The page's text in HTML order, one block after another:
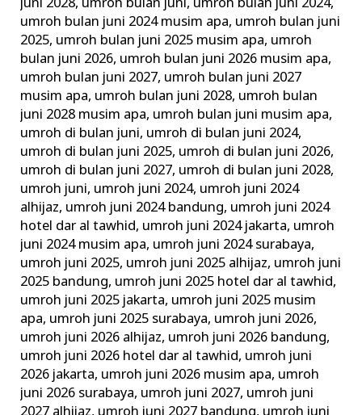
juni 2028, umroh bulan juni, umroh bulan juni 2024,
umroh bulan juni 2024 musim apa, umroh bulan juni
2025, umroh bulan juni 2025 musim apa, umroh
bulan juni 2026, umroh bulan juni 2026 musim apa,
umroh bulan juni 2027, umroh bulan juni 2027
musim apa, umroh bulan juni 2028, umroh bulan
juni 2028 musim apa, umroh bulan juni musim apa,
umroh di bulan juni, umroh di bulan juni 2024,
umroh di bulan juni 2025, umroh di bulan juni 2026,
umroh di bulan juni 2027, umroh di bulan juni 2028,
umroh juni, umroh juni 2024, umroh juni 2024
alhijaz, umroh juni 2024 bandung, umroh juni 2024
hotel dar al tawhid, umroh juni 2024 jakarta, umroh
juni 2024 musim apa, umroh juni 2024 surabaya,
umroh juni 2025, umroh juni 2025 alhijaz, umroh juni
2025 bandung, umroh juni 2025 hotel dar al tawhid,
umroh juni 2025 jakarta, umroh juni 2025 musim
apa, umroh juni 2025 surabaya, umroh juni 2026,
umroh juni 2026 alhijaz, umroh juni 2026 bandung,
umroh juni 2026 hotel dar al tawhid, umroh juni
2026 jakarta, umroh juni 2026 musim apa, umroh
juni 2026 surabaya, umroh juni 2027, umroh juni